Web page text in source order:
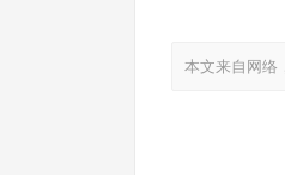
本文来自网络